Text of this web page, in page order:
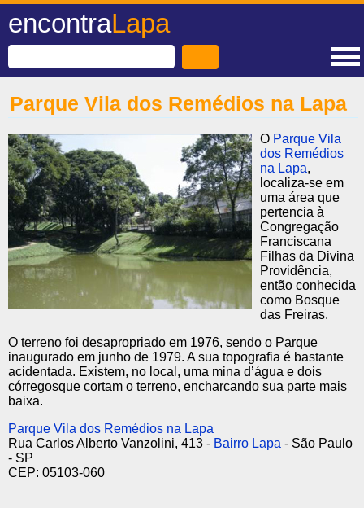
encontraLapa
Parque Vila dos Remédios na Lapa
O Parque Vila
dos Remédios
na Lapa,
localiza-se em
uma área que
pertencia à
Congregação
Franciscana
Filhas da Divina
Providência,
então conhecida
como Bosque
das Freiras.
O terreno foi desapropriado em 1976, sendo o Parque
inaugurado em junho de 1979. A sua topografia é bastante
acidentada. Existem, no local, uma mina d’água e dois
córregosque cortam o terreno, encharcando sua parte mais
baixa.
Parque Vila dos Remédios na Lapa
Rua Carlos Alberto Vanzolini, 413 - Bairro Lapa - São Paulo
- SP
CEP: 05103-060